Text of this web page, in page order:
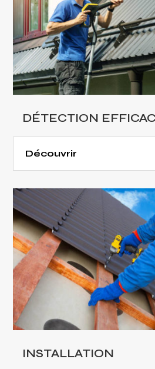
DÉTECTION
Découvrir
INSTALLATION